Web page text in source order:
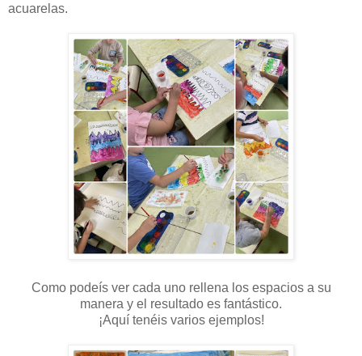
acuarelas.
Como podeís ver cada uno rellena los espacios a su
manera y el resultado es fantástico.
¡Aquí tenéis varios ejemplos!